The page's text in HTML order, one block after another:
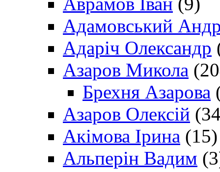
Адамовський
Адаріч Олександр
Азаров Микола
Брехня Азарова
Азаров Олексій
Акімова Ірина (15)
Альперін Вадим